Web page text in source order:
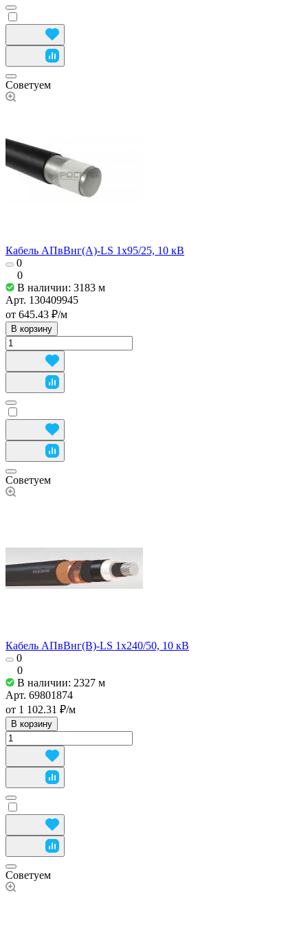
Советуем
Кабель АПвВнг(А)-LS 1х95/25, 10 кВ
0
0
В наличии: 3183 м
Арт. 130409945
от 645.43 ₽/м
В корзину
Советуем
Кабель АПвВнг(В)-LS 1х240/50, 10 кВ
0
0
В наличии: 2327 м
Арт. 69801874
от 1 102.31 ₽/м
В корзину
Советуем